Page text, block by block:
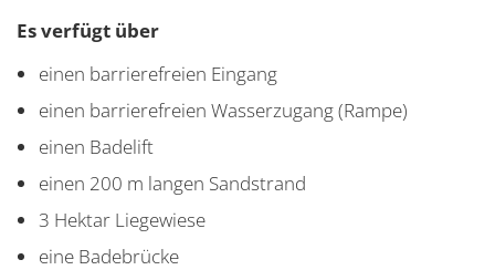
Es verfügt über
einen barrierefreien Eingang
einen barrierefreien Wasserzugang (Rampe)
einen Badelift
einen 200 m langen Sandstrand
3 Hektar Liegewiese
eine Badebrücke